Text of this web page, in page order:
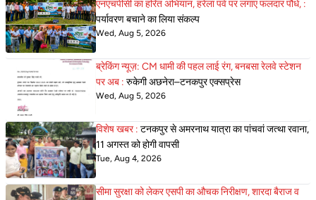
एनएचपीसी का हरित अभियान, हरेला पर्व पर लगाए फलदार पौधे, :
पर्यावरण बचाने का लिया संकल्प
Wed, Aug 5, 2026
ब्रेकिंग न्यूज़: CM धामी की पहल लाई रंग, बनबसा रेलवे स्टेशन
पर अब : रुकेगी अछनेरा–टनकपुर एक्सप्रेस
Wed, Aug 5, 2026
विशेष खबर : टनकपुर से अमरनाथ यात्रा का पांचवां जत्था रवाना,
11 अगस्त को होगी वापसी
Tue, Aug 4, 2026
सीमा सुरक्षा को लेकर एसपी का औचक निरीक्षण, शारदा बैराज व